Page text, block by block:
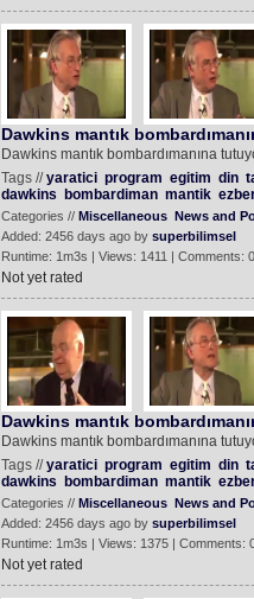
Dawkins mantık
Dawkins mantık bombardımanına
Tags //yaratici program egitim din
dawkins
bombardiman mantik
Categories // Miscellaneous News and
Added: 2456 days ago by superbilimsel
Runtime: 1m3s | Views: 1411 | Comments: 0
Not yet rated
Dawkins mantık
Dawkins mantık bombardımanına
Tags //yaratici program egitim din
dawkins
bombardiman mantik
Categories // Miscellaneous News and
Added: 2456 days ago by superbilimsel
Runtime: 1m3s | Views: 1375 | Comments:
Not yet rated